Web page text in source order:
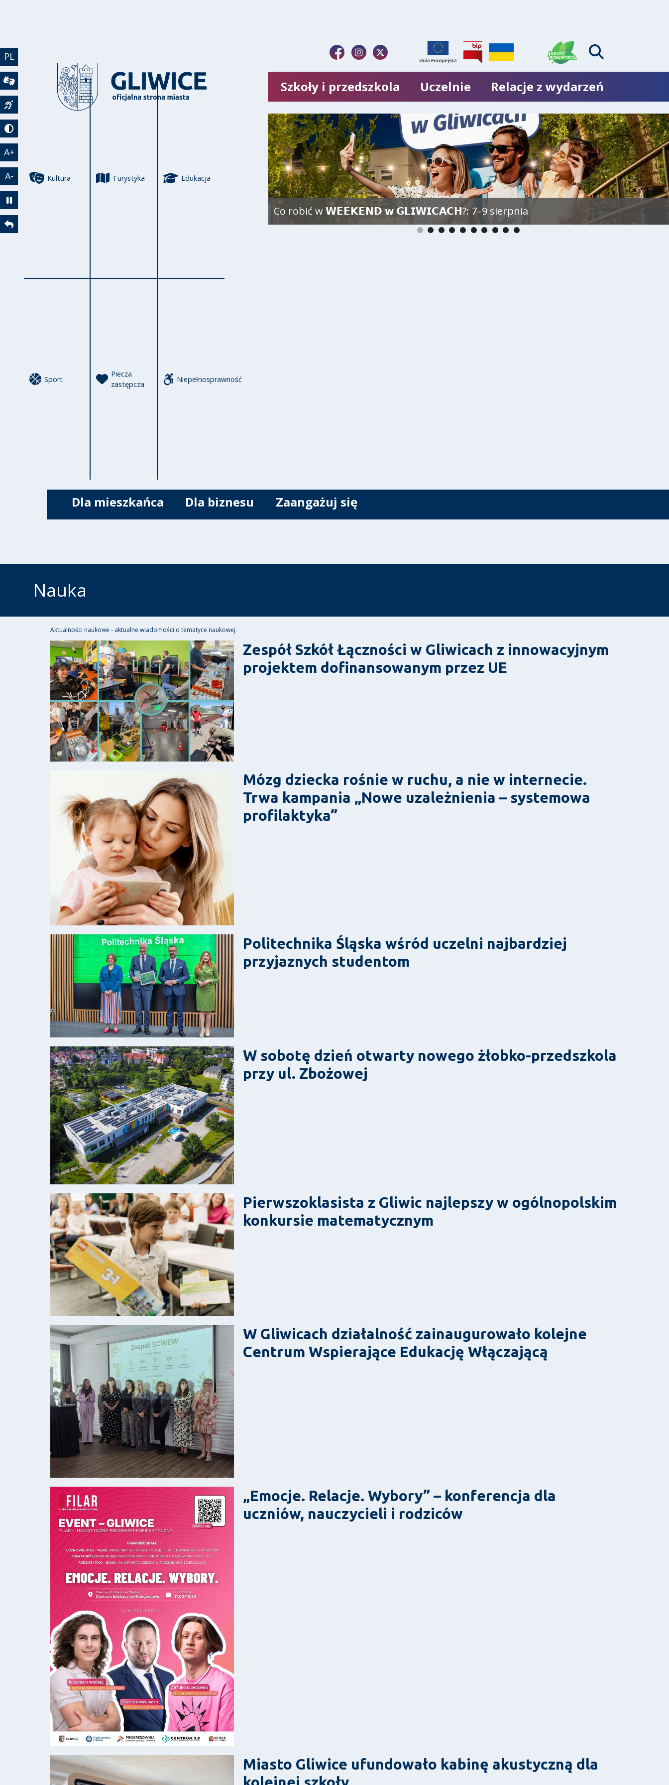
PL
Wideotłumacz
Język migowy
Tryb kontrastowy
A+
A-
Zatrzymaj animację
Powrót
Szkoły i przedszkola Uczelnie Relacje z wydarzeń
Co robić w 𝗪𝗘𝗘𝗞𝗘𝗡𝗗 𝘄 𝗚𝗟𝗜𝗪𝗜𝗖𝗔𝗖𝗛?: 7–9 sierpnia
Kultura Turystyka Edukacja
Sport
Piecza
zastępcza
Niepełnosprawność
Dla mieszkańca Dla biznesu Zaangażuj się
Nauka
Aktualności naukowe - aktualne wiadomości o tematyce naukowej.
Zespół Szkół Łączności w Gliwicach z innowacyjnym
projektem dofinansowanym przez UE
Mózg dziecka rośnie w ruchu, a nie w internecie.
Trwa kampania „Nowe uzależnienia – systemowa
profilaktyka”
Politechnika Śląska wśród uczelni najbardziej
przyjaznych studentom
W sobotę dzień otwarty nowego żłobko-przedszkola
przy ul. Zbożowej
Pierwszoklasista z Gliwic najlepszy w ogólnopolskim
konkursie matematycznym
W Gliwicach działalność zainaugurowało kolejne
Centrum Wspierające Edukację Włączającą
„Emocje. Relacje. Wybory” – konferencja dla
uczniów, nauczycieli i rodziców
Miasto Gliwice ufundowało kabinę akustyczną dla